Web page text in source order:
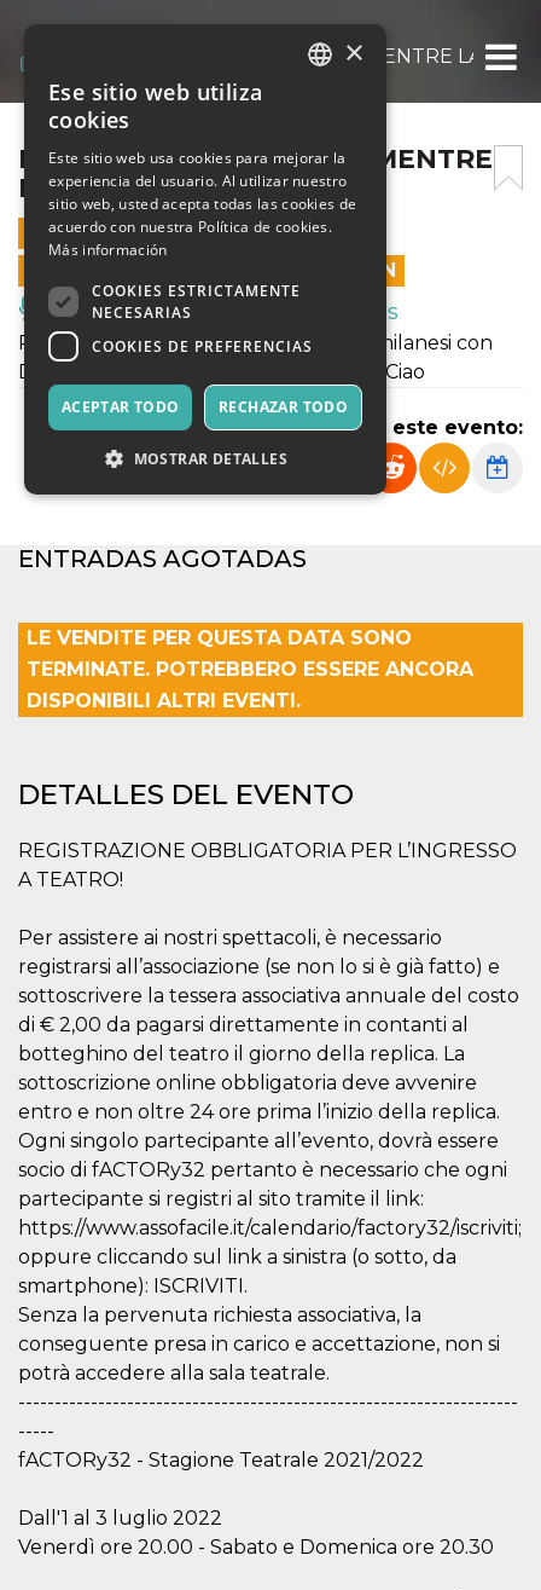
DISCORSI SENZA PUNTO MENTRE LA
DISCORSI SENZA PUNTO MENTRE
LA VERITÀ CIAO
2 JULIO 2022 - 20:30
LAS VENTAS EN LÍNEA TERMINARON
Música, Eventos en Vivo, Clubes
PaT – Passi Teatrali torna sulle scene milanesi con
Discorsi Senza Punto Mentre la Verità Ciao
Compartir este evento:
ENTRADAS AGOTADAS
LE VENDITE PER QUESTA DATA SONO
TERMINATE. POTREBBERO ESSERE ANCORA
DISPONIBILI ALTRI EVENTI.
DETALLES DEL EVENTO
REGISTRAZIONE OBBLIGATORIA PER L’INGRESSO
A TEATRO!
Per assistere ai nostri spettacoli, è necessario
registrarsi all’associazione (se non lo si è già fatto) e
sottoscrivere la tessera associativa annuale del costo
di € 2,00 da pagarsi direttamente in contanti al
botteghino del teatro il giorno della replica. La
sottoscrizione online obbligatoria deve avvenire
entro e non oltre 24 ore prima l’inizio della replica.
Ogni singolo partecipante all’evento, dovrà essere
socio di fACTORy32 pertanto è necessario che ogni
partecipante si registri al sito tramite il link:
https://www.assofacile.it/calendario/factory32/iscriviti;
oppure cliccando sul link a sinistra (o sotto, da
smartphone): ISCRIVITI.
Senza la pervenuta richiesta associativa, la
conseguente presa in carico e accettazione, non si
potrà accedere alla sala teatrale.
---------------------------------------------------------------------
-----
fACTORy32 - Stagione Teatrale 2021/2022
Dall'1 al 3 luglio 2022
Venerdì ore 20.00 - Sabato e Domenica ore 20.30
SPANISH
×
Ese sitio web utiliza
cookies
Este sitio web usa cookies para mejorar la
experiencia del usuario. Al utilizar nuestro
sitio web, usted acepta todas las cookies de
acuerdo con nuestra Política de cookies.
Más información
COOKIES ESTRICTAMENTE
NECESARIAS
COOKIES DE PREFERENCIAS
ACEPTAR TODO RECHAZAR TODO
MOSTRAR DETALLES
Las cookies estrictamente necesarias permiten
la funcionalidad principal del sitio web, como
el inicio de sesión de usuario y la gestión de
cuentas. El sitio web no se puede utilizar
correctamente sin las cookies estrictamente
necesarias.
.oooh.events
servicio
CloudFlare para
anular cualquier
restricción de
seguridad
basada en la
dirección IP del
visitante. Es
esencial para
apoyar las
funciones de
seguridad de un
sitio web y
proporcionar
protección
contra visitantes
maliciosos.
wordpress_test_cookie
Automattic
Inc.
.oooh.events
Sesión
sitios creados
con Wordpress.
Comprueba si el
navegador tiene
PHPSESSID
PHP.net
oooh.events
Sesión
Cookie
generada por
lenguaje PHP.
sesión del
usuario.